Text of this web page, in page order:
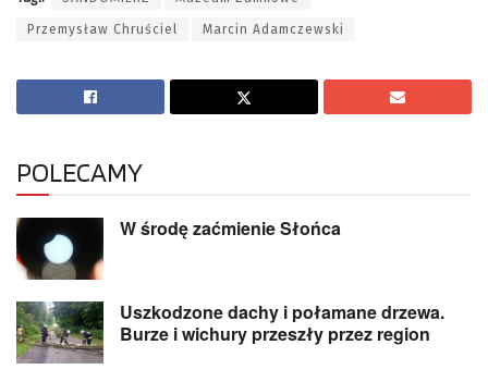
Przemysław Chruściel Marcin Adamczewski
POLECAMY
W środę zaćmienie Słońca
Uszkodzone dachy i połamane drzewa.
Burze i wichury przeszły przez region